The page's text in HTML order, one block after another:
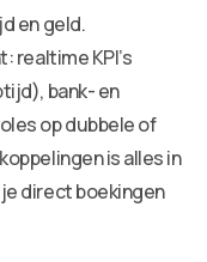
en geld.
KPI’s
bank- en
op dubbele of
is alles in
direct boekingen